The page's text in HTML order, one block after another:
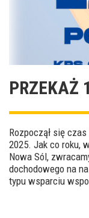
PRZEKAŻ
Rozpoczął się
2025. Jak co roku,
Nowa Sól,
dochodowego na
typu wsparciu